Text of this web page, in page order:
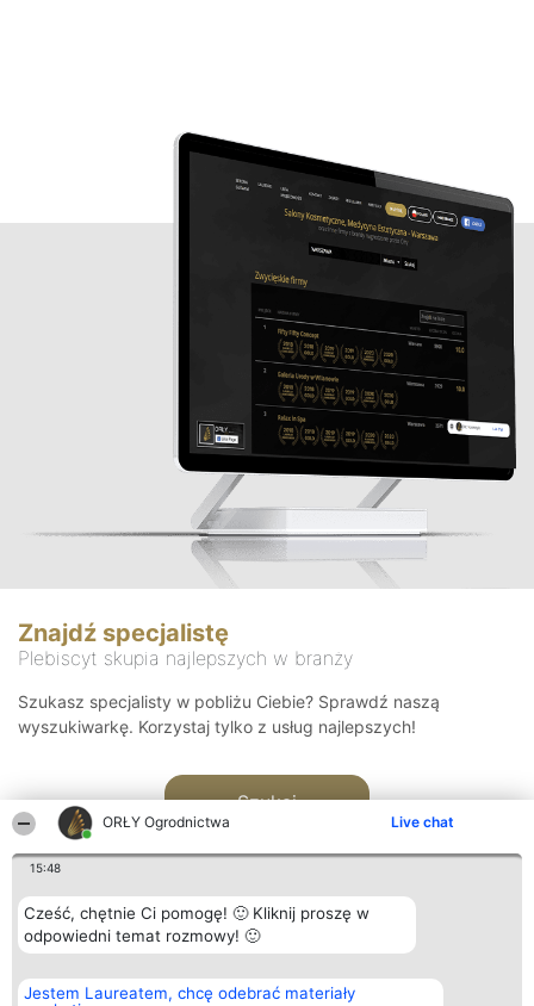
ORŁY Ogrodnictwa Live chat
15:48
Cześć, chętnie Ci pomogę! 🙂 Kliknij proszę w
odpowiedni temat rozmowy! 🙂
Jestem Laureatem, chcę odebrać materiały
Znajdź specjalistę
Plebiscyt skupia najlepszych w branży
Szukasz specjalisty w pobliżu Ciebie? Sprawdź naszą
wyszukiwarkę. Korzystaj tylko z usług najlepszych!
Szukaj
Organizator plebiscytu
Bright Side Solutions sp. z o.
Plebiscyt
Laureaci
Kontakt
Kontakt